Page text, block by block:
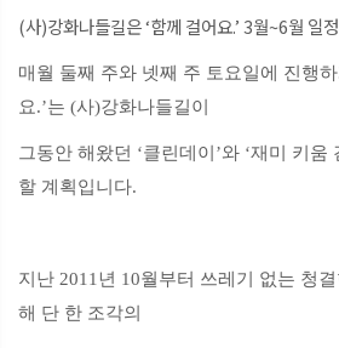
(사)강화나들길은 ‘함께 걸어요.’ 3월~6월 일
매월 둘째 주와 넷째 주 토요일에 진행
요.’는 (사)강화나들길이
그동안 해왔던 ‘클린데이’와 ‘재미 키움
할 계획입니다.
지난 2011년 10월부터 쓰레기 없는 청
해 단 한 조각의